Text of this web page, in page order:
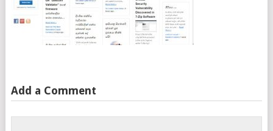
Add a Comment